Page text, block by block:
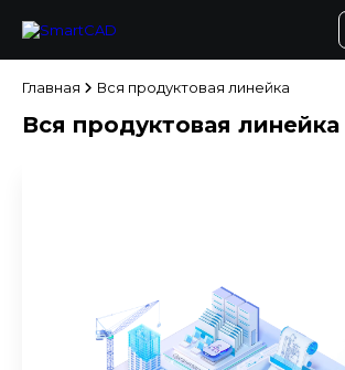
Главная Вся продуктовая линейка
Вся продуктовая линейка